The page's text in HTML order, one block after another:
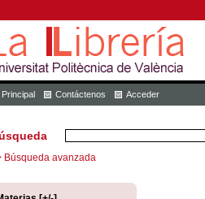
Principal Contáctenos Acceder
Búsqueda avanzada